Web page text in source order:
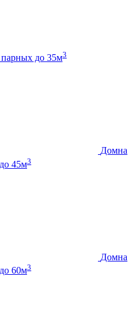
до 35м3
Домна
45м3
Домна
60м3